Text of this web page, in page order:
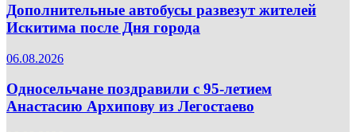
Дополнительные автобусы развезут жителей
Искитима после Дня города
06.08.2026
Односельчане поздравили с 95-летием
Анастасию Архипову из Легостаево